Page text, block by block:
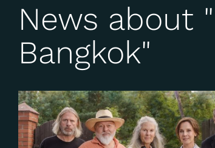
News about
Bangkok"